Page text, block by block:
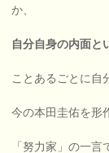
か、
自分自身の内面と
ことあるごとに自
今の本田圭佑を形
「努力家」の一言